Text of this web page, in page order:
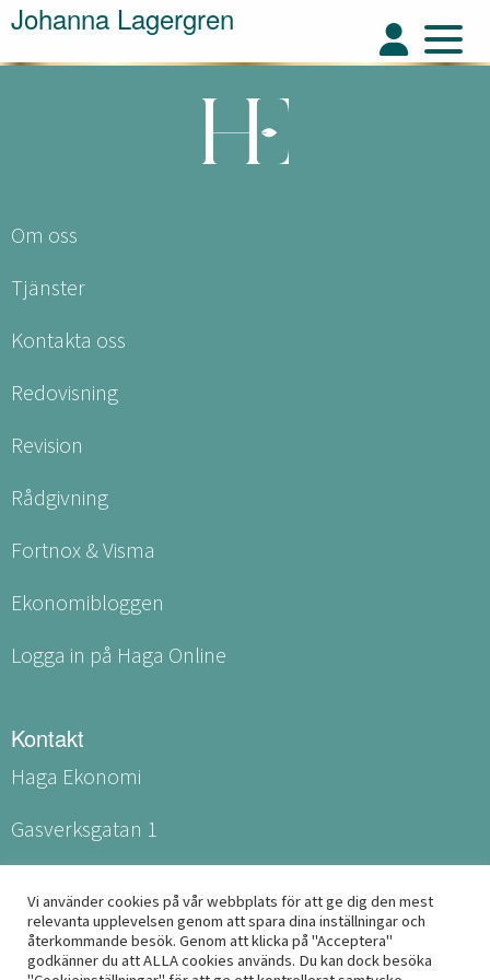
Johanna Lagergren
Om oss
Tjänster
Kontakta oss
Redovisning
Revision
Rådgivning
Fortnox & Visma
Ekonomibloggen
Logga in på Haga Online
Kontakt
Haga Ekonomi
Gasverksgatan 1
info@haga-ekonomi.se
Vi använder cookies på vår webbplats för att ge dig den mest
relevanta upplevelsen genom att spara dina inställningar och
återkommande besök. Genom att klicka på "Acceptera"
godkänner du att ALLA cookies används. Du kan dock besöka